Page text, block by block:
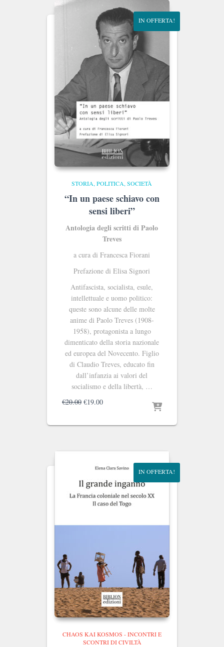
IN OFFERTA!
STORIA, POLITICA, SOCIETÀ
“In un paese schiavo con
sensi liberi”
Antologia degli scritti di Paolo
Treves
a cura di Francesca Fiorani
Prefazione di Elisa Signori
Antifascista, socialista, esule,
intellettuale e uomo politico:
queste sono alcune delle molte
anime di Paolo Treves (1908-
1958), protagonista a lungo
dimenticato della storia nazionale
ed europea del Novecento. Figlio
di Claudio Treves, educato fin
dall’infanzia ai valori del
socialismo e della libertà, …
€20.00 Il
€19.00Il
IN OFFERTA!
CHAOS KAI KOSMOS - INCONTRI E
SCONTRI DI CIVILTÀ